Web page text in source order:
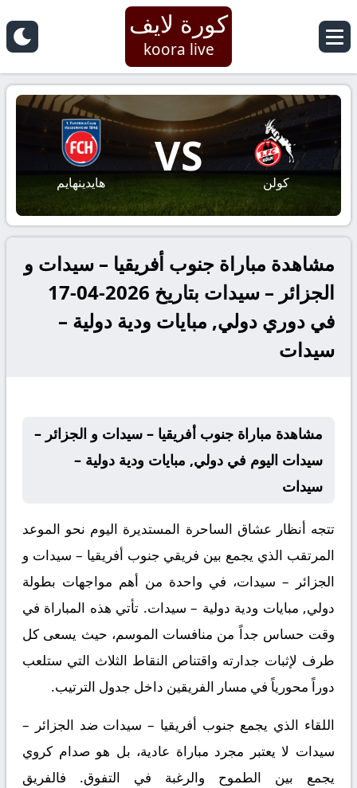
كورة لايف
koora live
كولن
VS
هايدينهايم
مشاهدة مباراة جنوب أفريقيا – سيدات و
الجزائر – سيدات بتاريخ 2026-04-17
في دوري دولي, مبايات ودية دولية –
سيدات
مشاهدة مباراة جنوب أفريقيا – سيدات و الجزائر –
سيدات اليوم في دولي, مبايات ودية دولية –
سيدات
تتجه أنظار عشاق الساحرة المستديرة اليوم نحو الموعد
المرتقب الذي يجمع بين فريقي جنوب أفريقيا – سيدات و
الجزائر – سيدات، في واحدة من أهم مواجهات بطولة
دولي, مبايات ودية دولية – سيدات. تأتي هذه المباراة في
وقت حساس جداً من منافسات الموسم، حيث يسعى كل
طرف لإثبات جدارته واقتناص النقاط الثلاث التي ستلعب
دوراً محورياً في مسار الفريقين داخل جدول الترتيب.
اللقاء الذي يجمع جنوب أفريقيا – سيدات ضد الجزائر –
سيدات لا يعتبر مجرد مباراة عادية، بل هو صدام كروي
يجمع بين الطموح والرغبة في التفوق. فالفريق